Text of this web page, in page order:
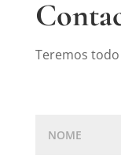
Teremos